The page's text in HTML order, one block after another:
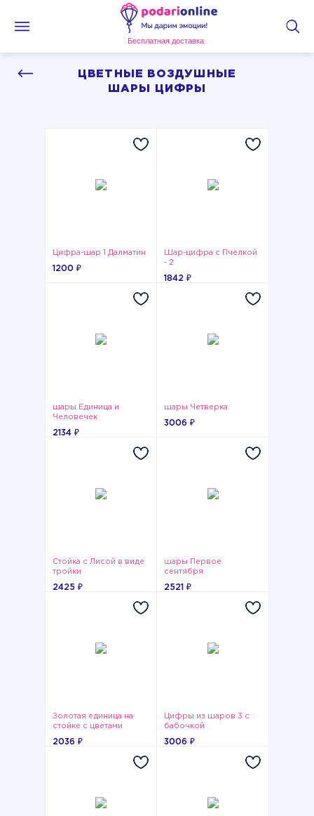
Бесплатная доставка
ЦВЕТНЫЕ ВОЗДУШНЫЕ
ШАРЫ ЦИФРЫ
Цифра-шар 1 Далматин
1200 ₽
Шар-цифра с Пчелкой
- 2
1842 ₽
шары Единица и
Человечек
2134 ₽
шары Четверка
3006 ₽
Стойка с Лисой в виде
тройки
2425 ₽
шары Первое
сентября
2521 ₽
Золотая единица на
стойке с цветами
2036 ₽
Цифры из шаров 3 с
бабочкой
3006 ₽